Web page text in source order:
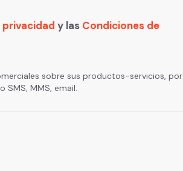
y las Condiciones de
sobre sus productos-servicios, por
MMS, email.